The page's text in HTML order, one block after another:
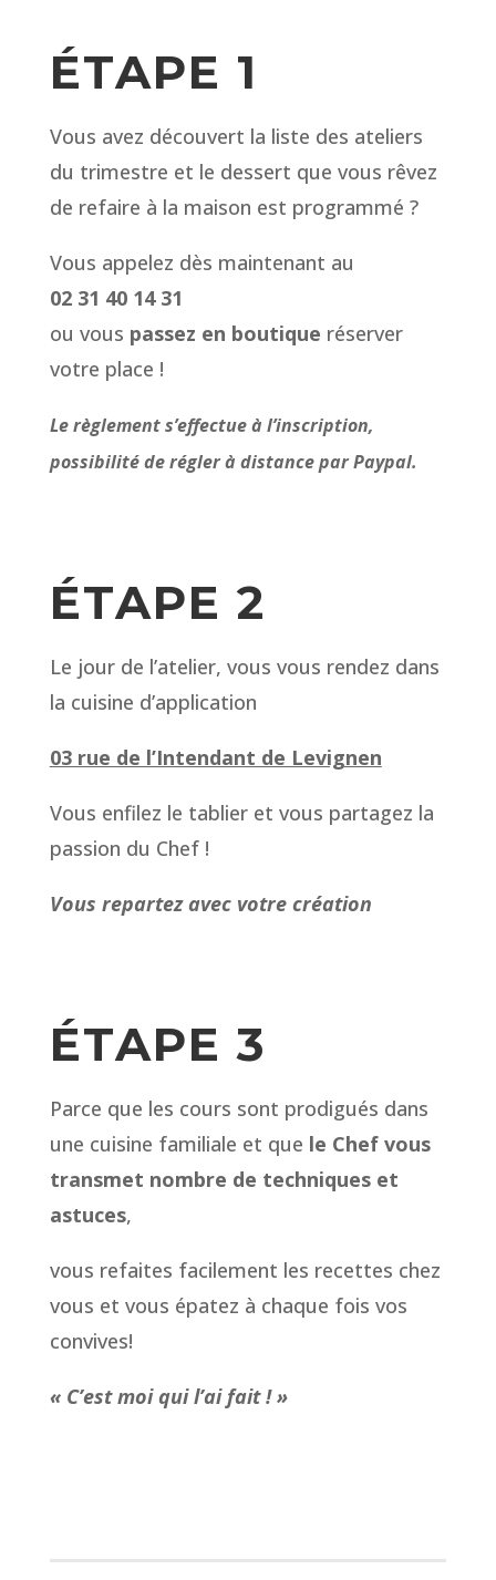
ÉTAPE 1
Vous avez découvert la liste des ateliers
du trimestre et le dessert que vous rêvez
de refaire à la maison est programmé ?
Vous appelez dès maintenant au
02 31 40 14 31
ou vous passez en boutique réserver
votre place !
Le règlement s’effectue à l’inscription,
possibilité de régler à distance par Paypal.
ÉTAPE 2
Le jour de l’atelier, vous vous rendez dans
la cuisine d’application
03 rue de l’Intendant de Levignen
Vous enfilez le tablier et vous partagez la
passion du Chef !
Vous repartez avec votre création
ÉTAPE 3
Parce que les cours sont prodigués dans
une cuisine familiale et que le Chef vous
transmet nombre de techniques et
astuces,
vous refaites facilement les recettes chez
vous et vous épatez à chaque fois vos
convives!
« C’est moi qui l’ai fait ! »